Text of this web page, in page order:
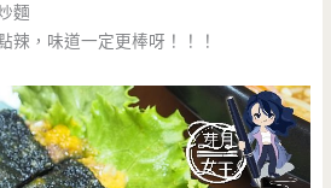
麵
辣，味道一定更棒呀！！！